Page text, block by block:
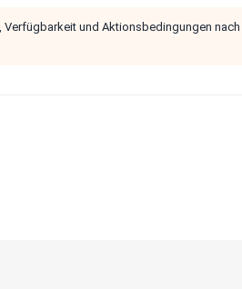
Verfügbarkeit und Aktionsbedingungen nach